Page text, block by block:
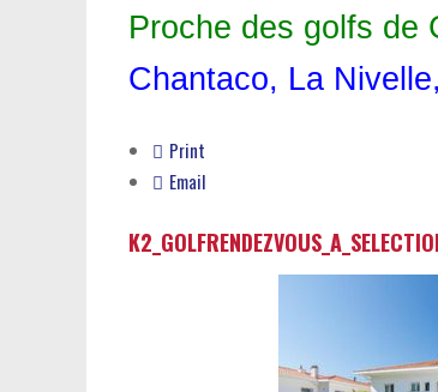
Proche des golfs de
Chantaco, La Nivelle,
Print
Email